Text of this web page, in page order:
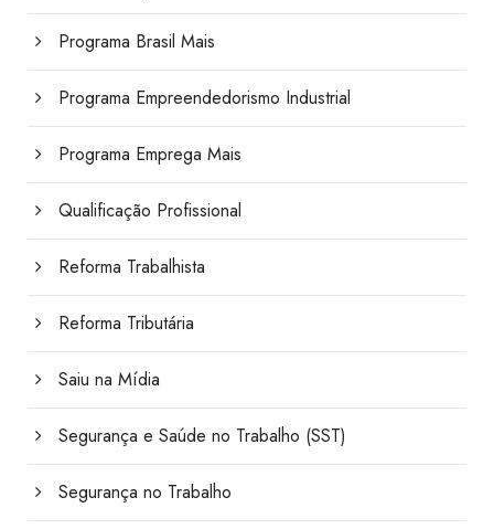
Programa Brasil Mais
Programa Empreendedorismo Industrial
Programa Emprega Mais
Qualificação Profissional
Reforma Trabalhista
Reforma Tributária
Saiu na Mídia
Segurança e Saúde no Trabalho (SST)
Segurança no Trabalho